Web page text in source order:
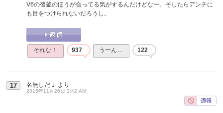
V6の後釜のほうが合ってる気がするんだけどなー。そしたらアンチに
も目をつけられないだろうし。
それな！ 937 うーん… 122
17 名無しだＪ より
2015年11月26日 3:42 AM